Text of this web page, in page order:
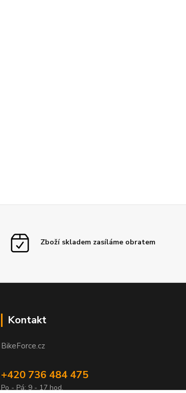
Zboží skladem zasíláme obratem
Kontakt
BikeForce.cz
+420 736 484 475
Po - Pá: 9 - 17 hod.